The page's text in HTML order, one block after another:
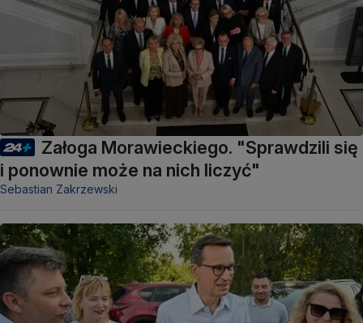
Załoga Morawieckiego. "Sprawdzili się
i ponownie może na nich liczyć"
Sebastian Zakrzewski